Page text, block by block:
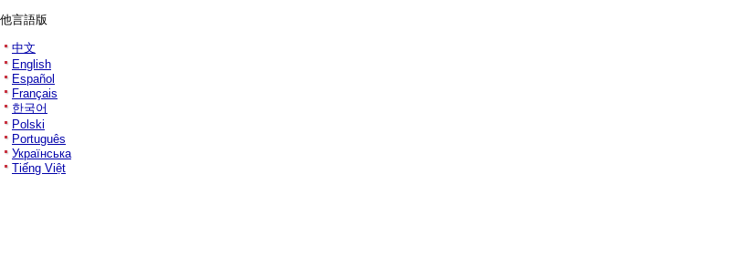
他言語版
中文
English
Español
Français
한국어
Polski
Português
Українська
Tiếng Việt